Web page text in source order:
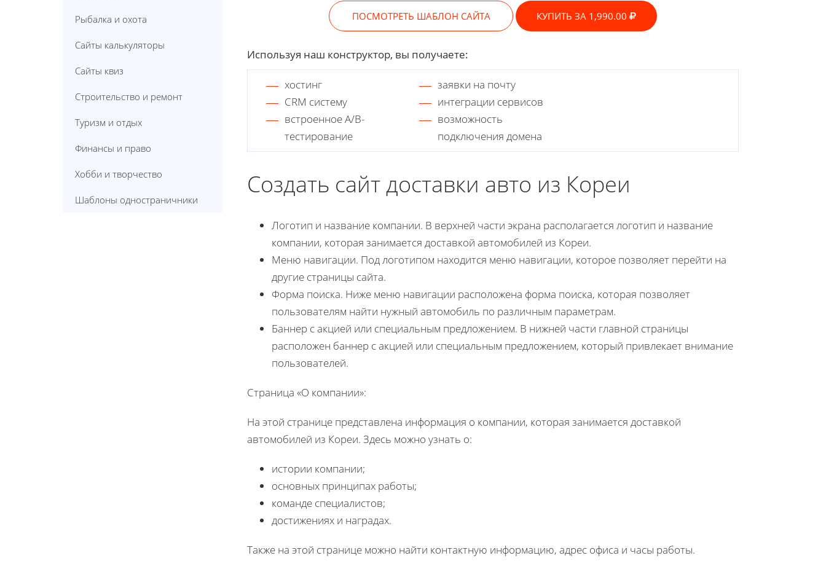
Рыбалка и охота
Сайты калькуляторы
Сайты квиз
Строительство и ремонт
Туризм и отдых
Финансы и право
Хобби и творчество
Шаблоны одностраничники
ПОСМОТРЕТЬ ШАБЛОН САЙТА КУПИТЬ ЗА 1,990.00
Используя наш конструктор, вы получаете:
хостинг
заявки на почту
CRM систему
интеграции сервисов
встроенное A/B-
тестирование
возможность
подключения домена
Создать сайт доставки авто из Кореи
Логотип и название компании. В верхней части экрана располагается логотип и название
компании, которая занимается доставкой автомобилей из Кореи.
Меню навигации. Под логотипом находится меню навигации, которое позволяет перейти на
другие страницы сайта.
Форма поиска. Ниже меню навигации расположена форма поиска, которая позволяет
пользователям найти нужный автомобиль по различным параметрам.
Баннер с акцией или специальным предложением. В нижней части главной страницы
расположен баннер с акцией или специальным предложением, который привлекает внимание
пользователей.
Страница «О компании»:
На этой странице представлена информация о компании, которая занимается доставкой
автомобилей из Кореи. Здесь можно узнать о:
истории компании;
основных принципах работы;
команде специалистов;
достижениях и наградах.
Также на этой странице можно найти контактную информацию, адрес офиса и часы работы.